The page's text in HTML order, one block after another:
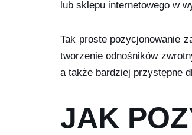
lub sklepu internetowego w
Tak proste pozycjonowanie
tworzenie odnośników
a także bardziej przystępne
JAK